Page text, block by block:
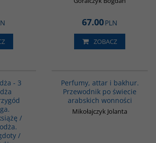
67.00PLN
ZOBACZ
- 3
/
/
Perfumy, attar i bakhur.
Przewodnik po świecie
arabskich wonności
Mikołajczyk Jolanta